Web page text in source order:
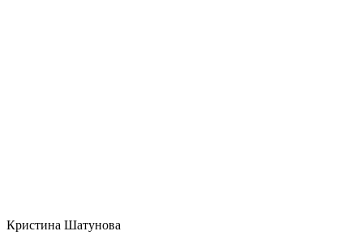
Кристина Шатунова